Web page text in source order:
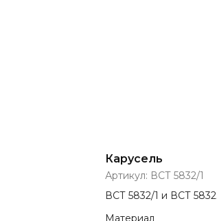
Карусель
Артикул: ВСТ 5832/1
ВСТ 5832/1 и ВСТ 5832
Материал